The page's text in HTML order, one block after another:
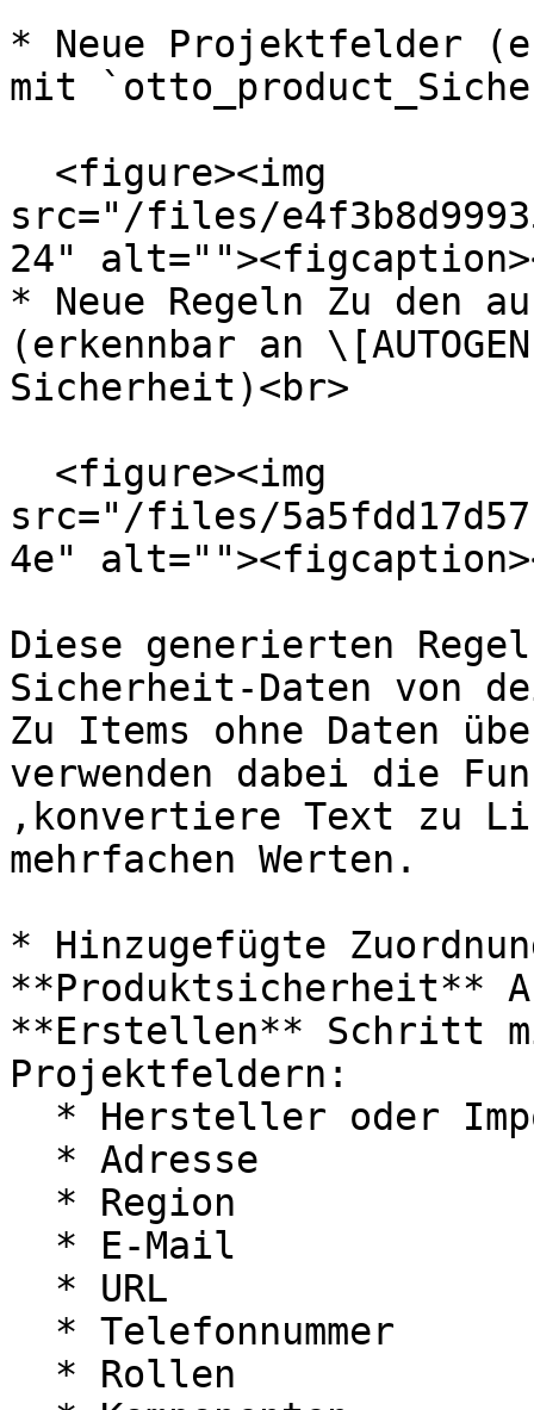
* Neue Projektfelder
mit
src="/files/
24"
* Neue Regeln Zu den
(erkennbar an
Sicherheit)<br>
src="/files/
4e"
Diese generierten
Sicherheit-Daten von
Zu Items ohne Daten
verwenden dabei die
‚konvertiere Text zu
mehrfachen Werten.
* Hinzugefügte
**Produktsicherheit**
**Erstellen** Schritt
Projektfeldern: